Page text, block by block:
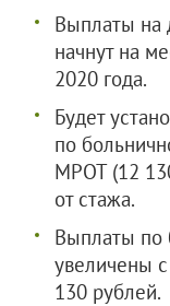
Выплаты на
начнут на
2020 года.
Будет
по
МРОТ (12
от стажа.
Выплаты по
увеличены
130 рублей.